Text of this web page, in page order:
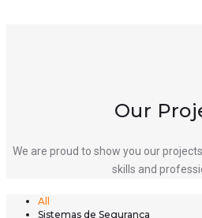
Our
We are proud to show you our
skills and
All
Sistemas de Segurança